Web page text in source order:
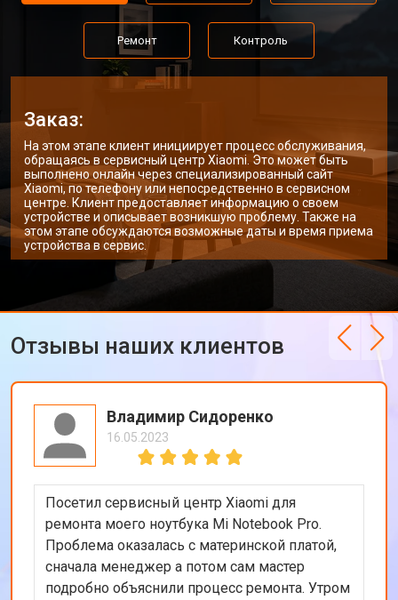
Ремонт Контроль
Заказ:
На этом этапе клиент инициирует процесс обслуживания,
обращаясь в сервисный центр Xiaomi. Это может быть
выполнено онлайн через специализированный сайт
Xiaomi, по телефону или непосредственно в сервисном
центре. Клиент предоставляет информацию о своем
устройстве и описывает возникшую проблему. Также на
этом этапе обсуждаются возможные даты и время приема
устройства в сервис.
Отзывы наших клиентов
Владимир Сидоренко
16.05.2023
Посетил сервисный центр Xiaomi для
ремонта моего ноутбука Mi Notebook Pro.
Проблема оказалась с материнской платой,
сначала менеджер а потом сам мастер
подробно объяснили процесс ремонта. Утром